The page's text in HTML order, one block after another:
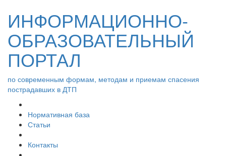
ИНФОРМАЦИОННО-
ОБРАЗОВАТЕЛЬНЫЙ
ПОРТАЛ
по современным формам, методам и приемам спасения
пострадавших в ДТП
Нормативная база
Статьи
Контакты